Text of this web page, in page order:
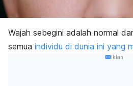
Wajah sebegini adalah normal
semua individu di dunia ini yang
Iklan